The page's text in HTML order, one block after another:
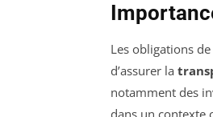
Les obligations
d’assurer la
notamment des